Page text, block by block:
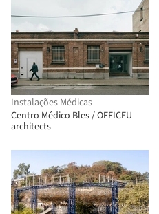
Instalações Médicas
Centro Médico Bles / OFFICEU
architects